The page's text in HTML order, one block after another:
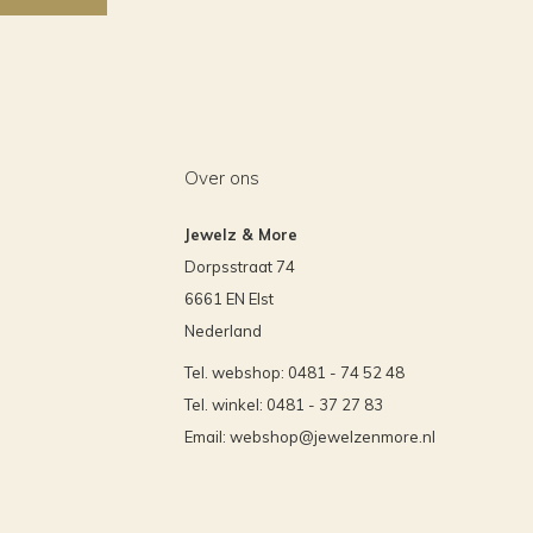
Over ons
Jewelz & More
Dorpsstraat 74
6661 EN Elst
Nederland
Tel. webshop: 0481 - 74 52 48
Tel. winkel: 0481 - 37 27 83
Email: webshop@jewelzenmore.nl